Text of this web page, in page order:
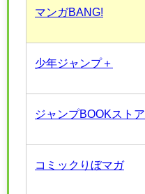
マンガBANG!
少年ジャンプ＋
ジャンプBOOKストア
コミックりぼマガ